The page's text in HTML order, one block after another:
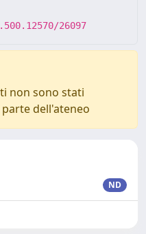
26097
non sono stati
dell'ateneo
ND